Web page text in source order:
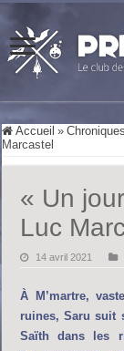
Accueil »
Marcastel
« Un
Luc
14 avril 2021
À M’martre,
ruines, Saru suit
Saïth dans les